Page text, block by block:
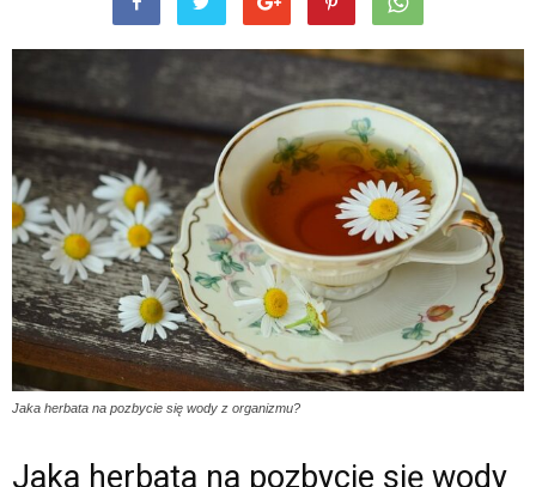
Jaka herbata na pozbycie się wody z organizmu?
Jaka herbata na pozbycie się wody